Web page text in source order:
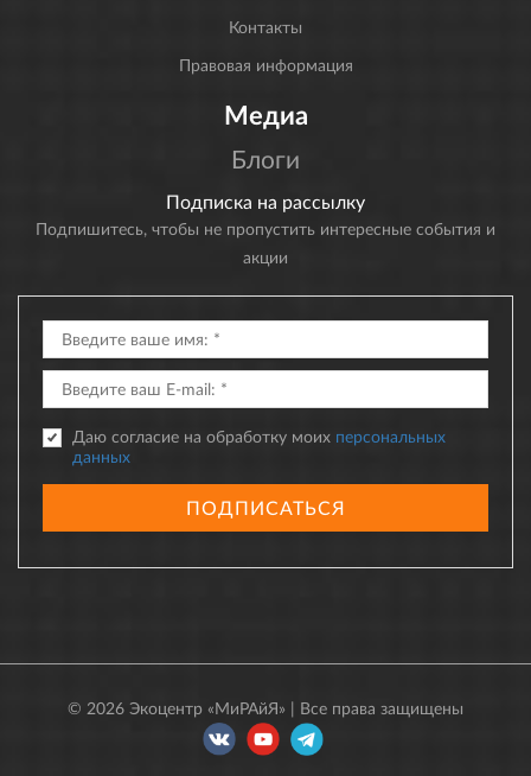
Контакты
Правовая информация
Медиа
Блоги
Подписка на рассылку
Подпишитесь, чтобы не пропустить интересные события и
акции
Даю согласие на обработку моих персональных
данных
ПОДПИСАТЬСЯ
© 2026 Экоцентр «МиРАйЯ» | Все права защищены